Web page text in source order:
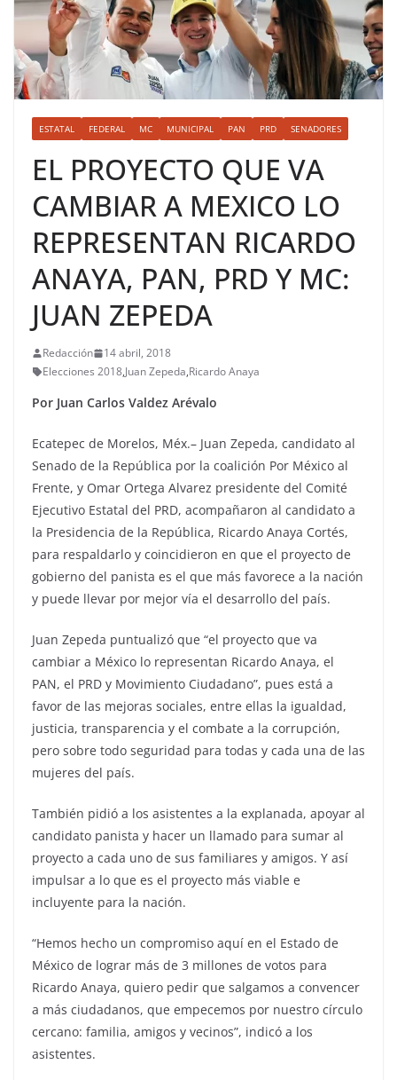
ESTATAL FEDERAL MC MUNICIPAL PAN PRD SENADORES
EL PROYECTO QUE VA
CAMBIAR A MEXICO LO
REPRESENTAN RICARDO
ANAYA, PAN, PRD Y MC:
JUAN ZEPEDA
Redacción
14 abril, 2018
Elecciones 2018,Juan Zepeda,Ricardo Anaya
Por Juan Carlos Valdez Arévalo
Ecatepec de Morelos, Méx.– Juan Zepeda, candidato al
Senado de la República por la coalición Por México al
Frente, y Omar Ortega Alvarez presidente del Comité
Ejecutivo Estatal del PRD, acompañaron al candidato a
la Presidencia de la República, Ricardo Anaya Cortés,
para respaldarlo y coincidieron en que el proyecto de
gobierno del panista es el que más favorece a la nación
y puede llevar por mejor vía el desarrollo del país.
Juan Zepeda puntualizó que “el proyecto que va
cambiar a México lo representan Ricardo Anaya, el
PAN, el PRD y Movimiento Ciudadano”, pues está a
favor de las mejoras sociales, entre ellas la igualdad,
justicia, transparencia y el combate a la corrupción,
pero sobre todo seguridad para todas y cada una de las
mujeres del país.
También pidió a los asistentes a la explanada, apoyar al
candidato panista y hacer un llamado para sumar al
proyecto a cada uno de sus familiares y amigos. Y así
impulsar a lo que es el proyecto más viable e
incluyente para la nación.
“Hemos hecho un compromiso aquí en el Estado de
México de lograr más de 3 millones de votos para
Ricardo Anaya, quiero pedir que salgamos a convencer
a más ciudadanos, que empecemos por nuestro círculo
cercano: familia, amigos y vecinos”, indicó a los
asistentes.